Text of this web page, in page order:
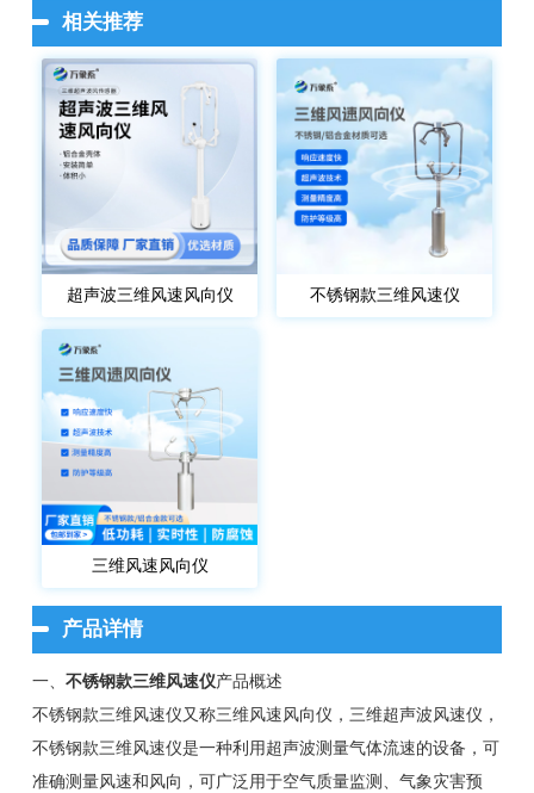
相关推荐
超声波三维风速风向仪 不锈钢款三维风速仪
三维风速风向仪
产品详情
一、 不锈钢款三维风速仪产品概述
不锈钢款三维风速仪又称三维风速风向仪，三维超声波风速仪，
不锈钢款三维风速仪是一种利用超声波测量气体流速的设备，可
准确测量风速和风向，可广泛用于空气质量监测、气象灾害预